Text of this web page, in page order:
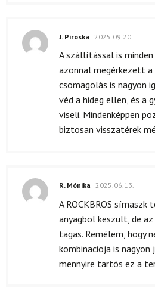
J. Piroska 2025.09.20.
A szállítással is
azonnal megérkezett a
csomagolás is nagyon
véd a hideg ellen, és a
viseli. Mindenképpen
biztosan visszatérek
R. Mónika 2025.06.13.
A ROCKBROS símaszk
anyagbol keszult, de
tagas. Remélem, hogy
kombinacioja is
mennyire tartós ez a